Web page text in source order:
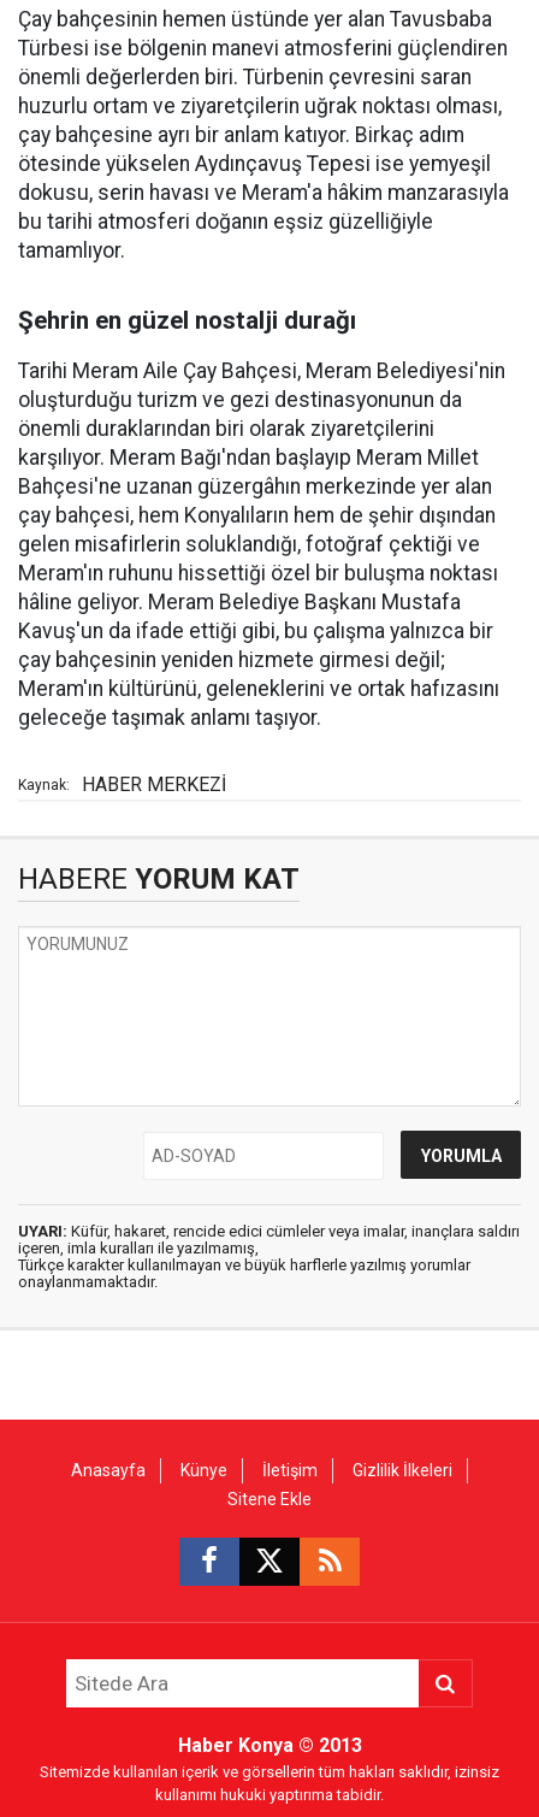
Çay bahçesinin hemen üstünde yer alan Tavusbaba
Türbesi ise bölgenin manevi atmosferini güçlendiren
önemli değerlerden biri. Türbenin çevresini saran
huzurlu ortam ve ziyaretçilerin uğrak noktası olması,
çay bahçesine ayrı bir anlam katıyor. Birkaç adım
ötesinde yükselen Aydınçavuş Tepesi ise yemyeşil
dokusu, serin havası ve Meram'a hâkim manzarasıyla
bu tarihi atmosferi doğanın eşsiz güzelliğiyle
tamamlıyor.
Şehrin en güzel nostalji durağı
Tarihi Meram Aile Çay Bahçesi, Meram Belediyesi'nin
oluşturduğu turizm ve gezi destinasyonunun da
önemli duraklarından biri olarak ziyaretçilerini
karşılıyor. Meram Bağı'ndan başlayıp Meram Millet
Bahçesi'ne uzanan güzergâhın merkezinde yer alan
çay bahçesi, hem Konyalıların hem de şehir dışından
gelen misafirlerin soluklandığı, fotoğraf çektiği ve
Meram'ın ruhunu hissettiği özel bir buluşma noktası
hâline geliyor. Meram Belediye Başkanı Mustafa
Kavuş'un da ifade ettiği gibi, bu çalışma yalnızca bir
çay bahçesinin yeniden hizmete girmesi değil;
Meram'ın kültürünü, geleneklerini ve ortak hafızasını
geleceğe taşımak anlamı taşıyor.
Kaynak: HABER MERKEZİ
HABERE YORUM KAT
UYARI: Küfür, hakaret, rencide edici cümleler veya imalar, inançlara saldırı
içeren, imla kuralları ile yazılmamış,
Türkçe karakter kullanılmayan ve büyük harflerle yazılmış yorumlar
onaylanmamaktadır.
Anasayfa Künye İletişim
Gizlilik İlkeleri
Sitene Ekle
Haber Konya© 2013
Sitemizde kullanılan içerik ve görsellerin tüm hakları saklıdır, izinsiz
kullanımı hukuki yaptırıma tabidir.